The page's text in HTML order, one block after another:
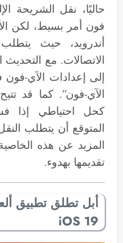
حاليًا، نقل الشريحة
فون أمر بسيط، لكن
أندرويد، حيث
الاتصالات. مع
إلى إعدادات الآي-
كحل احتياطي إذا
المزيد عن هذه
تقديمها بهدوء.
أبل تطلق تطبيق
iOS 19